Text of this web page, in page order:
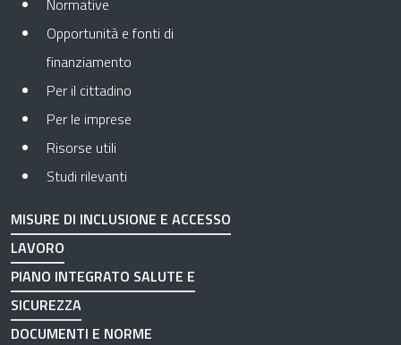
Normative
Opportunità e fonti di
finanziamento
Per il cittadino
Per le imprese
Risorse utili
Studi rilevanti
MISURE DI INCLUSIONE E ACCESSO
LAVORO
PIANO INTEGRATO SALUTE E
SICUREZZA
DOCUMENTI E NORME